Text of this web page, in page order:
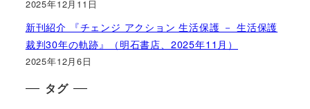
2025年12月11日
新刊紹介 『チェンジ アクション 生活保護 － 生活保護
裁判30年の軌跡』（明石書店、2025年11月）
2025年12月6日
タグ